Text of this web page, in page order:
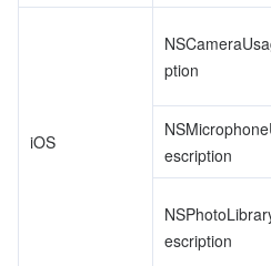
iOS
ption
escription
escription